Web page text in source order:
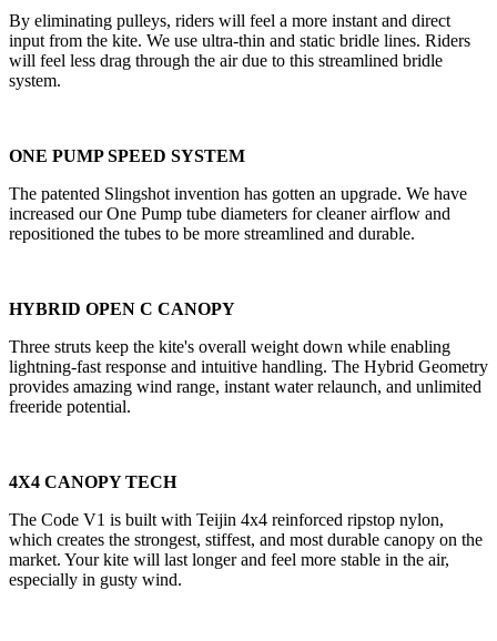
By eliminating pulleys, riders will feel a more instant and direct
input from the kite. We use ultra-thin and static bridle lines. Riders
will feel less drag through the air due to this streamlined bridle
system.
ONE PUMP SPEED SYSTEM
The patented Slingshot invention has gotten an upgrade. We have
increased our One Pump tube diameters for cleaner airflow and
repositioned the tubes to be more streamlined and durable.
HYBRID OPEN C CANOPY
Three struts keep the kite's overall weight down while enabling
lightning-fast response and intuitive handling. The Hybrid Geometry
provides amazing wind range, instant water relaunch, and unlimited
freeride potential.
4X4 CANOPY TECH
The Code V1 is built with Teijin 4x4 reinforced ripstop nylon,
which creates the strongest, stiffest, and most durable canopy on the
market. Your kite will last longer and feel more stable in the air,
especially in gusty wind.